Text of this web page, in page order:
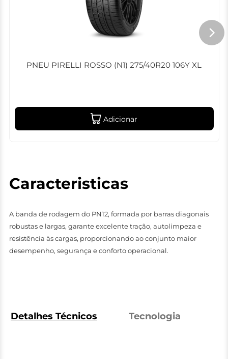
PNEU PIRELLI ROSSO (N1) 275/40R20 106Y XL
Adicionar
Caracteristicas
A banda de rodagem do PN12, formada por barras diagonais
robustas e largas, garante excelente tração, autolimpeza e
resistência às cargas, proporcionando ao conjunto maior
desempenho, segurança e conforto operacional.
Detalhes Técnicos Tecnologia